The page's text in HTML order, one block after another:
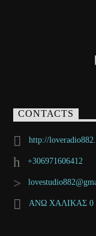
CONTACTS
http://
+306971606412
ΑΝΩ ΧΑΛΙΚΑΣ 0